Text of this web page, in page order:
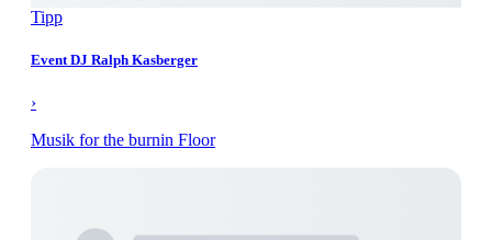
Tipp
Event DJ Ralph Kasberger
›
Musik for the burnin Floor